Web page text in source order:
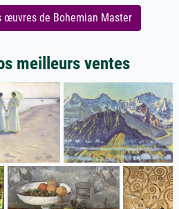
œuvres de Bohemian Master
meilleurs ventes